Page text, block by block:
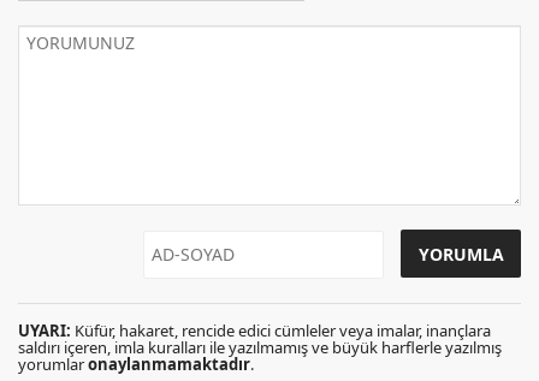
UYARI: Küfür, hakaret, rencide edici cümleler veya imalar, inançlara
saldırı içeren, imla kuralları ile yazılmamış ve büyük harflerle yazılmış
yorumlaronaylanmamaktadır.